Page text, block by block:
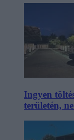
Ingyen
területén,